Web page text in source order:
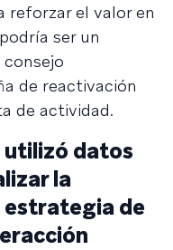
reforzar el valor en
ser un
de reactivación
de actividad.
utilizó datos
la
estrategia de